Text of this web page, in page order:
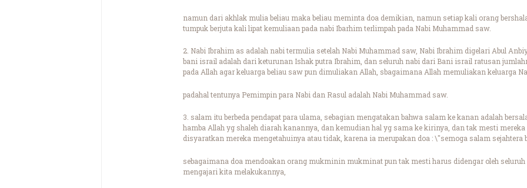
namun dari akhlak mulia beliau maka beliau meminta doa demikian, namun setiap kali orang
tumpuk berjuta kali lipat kemuliaan pada nabi Ibarhim terlimpah pada Nabi Muhammad saw.
2. Nabi Ibrahim as adalah nabi termulia setelah Nabi Muhammad saw, Nabi Ibrahim digelari Abul
bani israil adalah dari keturunan Ishak putra Ibrahim, dan seluruh nabi dari Bani israil ratusan
pada Allah agar keluarga beliau saw pun dimuliakan Allah, sbagaimana Allah memuliakan keluarga
padahal tentunya Pemimpin para Nabi dan Rasul adalah Nabi Muhammad saw.
3. salam itu berbeda pendapat para ulama, sebagian mengatakan bahwa salam ke kanan adalah
hamba Allah yg shaleh diarah kanannya, dan kemudian hal yg sama ke kirinya, dan tak mesti
disyaratkan mereka mengetahuinya atau tidak, karena ia merupakan doa : \"semoga salam sejahtera
sebagaimana doa mendoakan orang mukminin mukminat pun tak mesti harus didengar oleh
mengajari kita melakukannya,